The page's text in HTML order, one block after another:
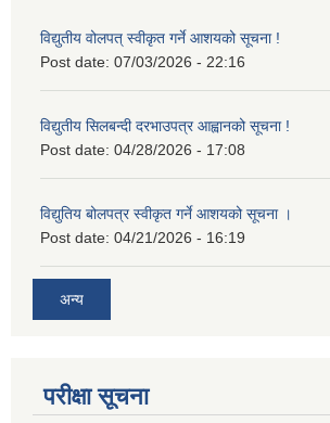
विद्युतीय वोलपत् स्वीकृत गर्ने आशयको सूचना !
Post date: 07/03/2026 - 22:16
विद्युतीय सिलबन्दी दरभाउपत्र आह्वानको सूचना !
Post date: 04/28/2026 - 17:08
विद्युतिय बोलपत्र स्वीकृत गर्ने आशयको सूचना ।
Post date: 04/21/2026 - 16:19
अन्य
परीक्षा सूचना